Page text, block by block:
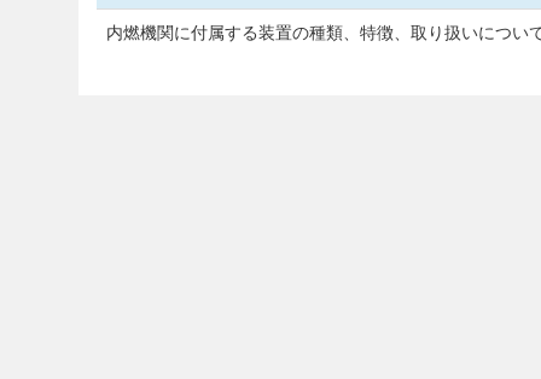
内燃機関に付属する装置の種類、特徴、取り扱いについ